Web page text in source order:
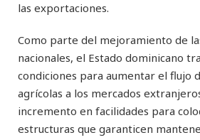
las exportaciones.
Como parte del mejoramiento de
nacionales, el Estado dominicano
condiciones para aumentar el flujo
agrícolas a los mercados
incremento en facilidades para
estructuras que garanticen